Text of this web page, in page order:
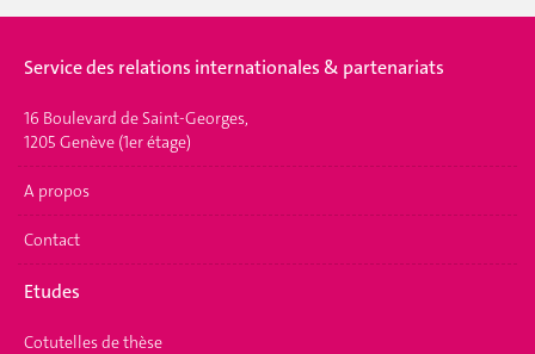
Service des relations internationales & partenariats
16 Boulevard de Saint-Georges,
1205 Genève (1er étage)
A propos
Contact
Etudes
Cotutelles de thèse